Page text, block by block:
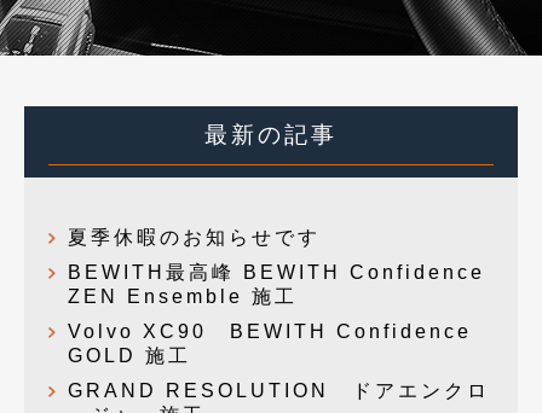
最新の記事
夏季休暇のお知らせです
BEWITH最高峰 BEWITH Confidence
ZEN Ensemble 施工
Volvo XC90 BEWITH Confidence
GOLD 施工
GRAND RESOLUTION ドアエンクロ